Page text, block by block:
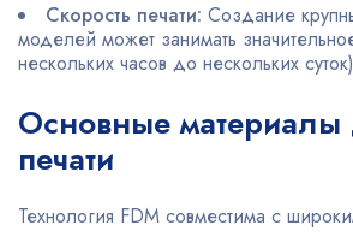
Скорость печати: Создание
моделей может занимать
нескольких часов до нескольких
Основные материалы
печати
Технология FDM совместима с